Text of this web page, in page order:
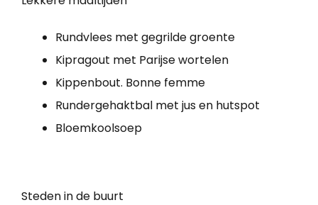
Rundvlees met gegrilde groente
Kipragout met Parijse wortelen
Kippenbout. Bonne femme
Rundergehaktbal met jus en hutspot
Bloemkoolsoep
Steden in de buurt